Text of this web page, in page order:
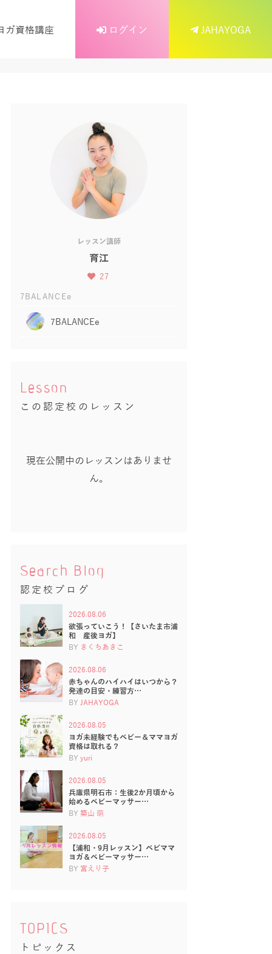
ガ資格講座 ログイン JAHAYOGA
レッスン講師
育江
27
7BALANCEe
7BALANCEe
Lesson
この認定校のレッスン
現在公開中のレッスンはありませ
ん。
Search Blog
認定校ブログ
2026.08.06
欲張っていこう！【さいたま市浦
和 産後ヨガ】
BY きくちあきこ
2026.08.06
赤ちゃんのハイハイはいつから？
発達の目安・練習方…
BY JAHAYOGA
2026.08.05
ヨガ未経験でもベビー＆ママヨガ
資格は取れる？
BY yuri
2026.08.05
兵庫県明石市：生後2か月頃から
始めるベビーマッサー…
BY 築山 萌
2026.08.05
【浦和・9月レッスン】ベビママ
ヨガ＆ベビーマッサー…
BY 宮えり子
TOPICS
トピックス